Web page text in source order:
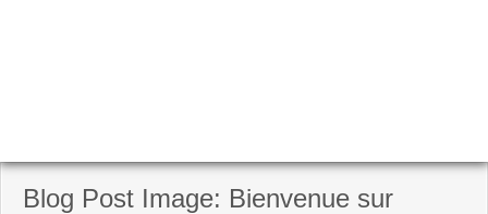
Blog Post Image: Bienvenue sur